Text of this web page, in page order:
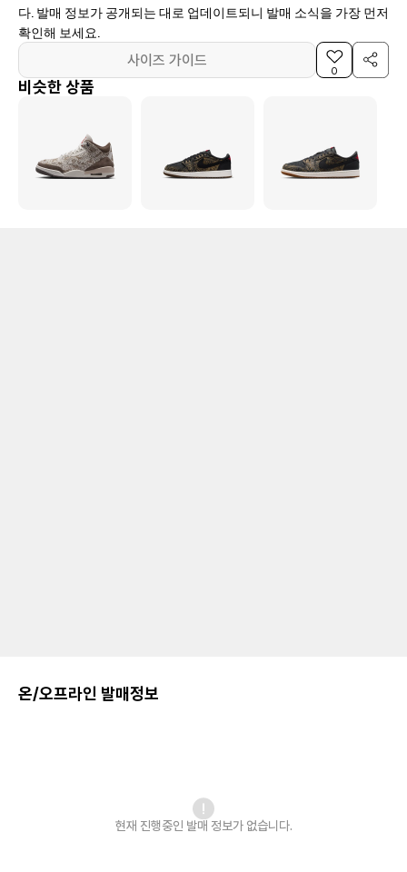
다. 발매 정보가 공개되는 대로 업데이트되니 발매 소식을 가장 먼저
확인해 보세요.
사이즈 가이드
0
비슷한 상품
온/오프라인 발매정보
현재 진행중인 발매 정보가 없습니다.